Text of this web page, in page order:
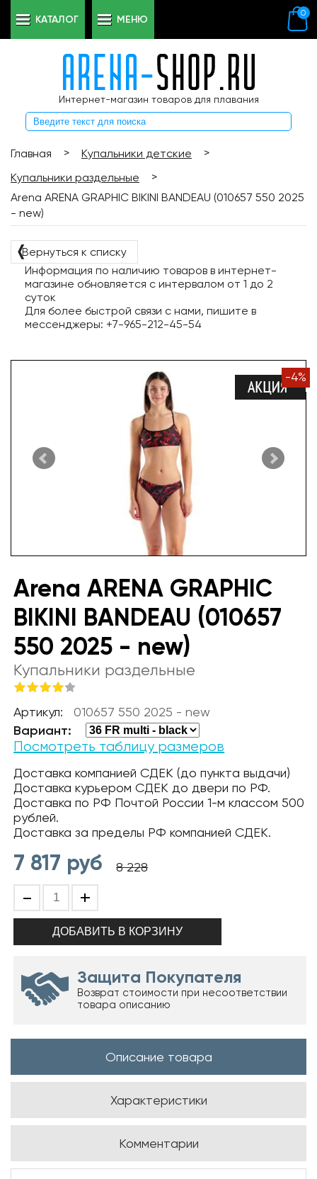
Интернет-магазин товаров для плавания
0
КАТАЛОГ МЕНЮ
Главная > Купальники детские
>
Купальники раздельные
>
Arena ARENA GRAPHIC BIKINI BANDEAU (010657 550 2025
- new)
❬Вернуться к списку
Информация по наличию товаров в интернет-
магазине обновляется с интервалом от 1 до 2
суток
Для более быстрой связи с нами, пишите в
мессенджеры: +7-965-212-45-54
-4%
Arena ARENA GRAPHIC
BIKINI BANDEAU (010657
550 2025 - new)
Купальники раздельные
Артикул: 010657 550 2025 - new
Вариант:
Посмотреть таблицу размеров
Доставка компанией СДЕК (до пункта выдачи)
Доставка курьером СДЕК до двери по РФ.
Доставка по РФ Почтой России 1-м классом 500
рублей.
Доставка за пределы РФ компанией СДЕК.
7 817 руб 8 228
- +
Защита Покупателя
Возврат стоимости при несоответствии
товара описанию
Описание товара
Характеристики
Комментарии